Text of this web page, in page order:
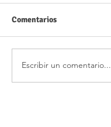
Comentarios
Escribir un comentario...